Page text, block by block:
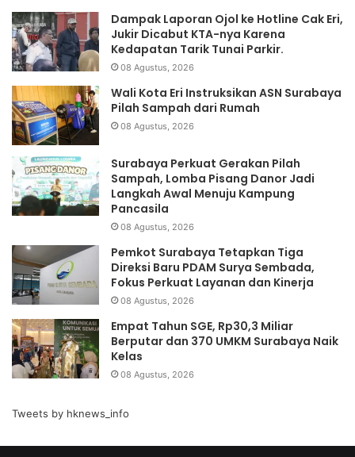
Dampak Laporan Ojol ke Hotline Cak Eri,
Jukir Dicabut KTA-nya Karena
Kedapatan Tarik Tunai Parkir.
08 Agustus, 2026
Wali Kota Eri Instruksikan ASN Surabaya
Pilah Sampah dari Rumah
08 Agustus, 2026
Surabaya Perkuat Gerakan Pilah
Sampah, Lomba Pisang Danor Jadi
Langkah Awal Menuju Kampung
Pancasila
08 Agustus, 2026
Pemkot Surabaya Tetapkan Tiga
Direksi Baru PDAM Surya Sembada,
Fokus Perkuat Layanan dan Kinerja
08 Agustus, 2026
Empat Tahun SGE, Rp30,3 Miliar
Berputar dan 370 UMKM Surabaya Naik
Kelas
08 Agustus, 2026
Tweets by hknews_info